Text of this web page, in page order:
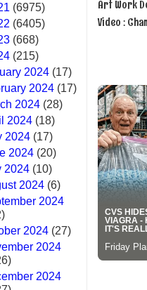
Pemwanthiye Song Lyrics -
Manobhawa Song Lyrics -
Akahe Indala Song Lyrics -
Raawaya Song Lyrics - රාවය
Saddeta Denna Song Lyrics -
Kaalaya Song Lyrics - කාලය
Aramuna Song Lyrics - අරමුණ
Sandata Duka Hithila Song
Sihina Song Lyrics - සිහින ගීතයේ
Father Song Lyrics - ෆාදර් ගීතයේ
(6975)
(6405)
(668)
(215)
2024 (17)
2024 (17)
2024 (28)
2024 (18)
2024 (17)
2024 (20)
2024 (10)
2024 (6)
2024
2024 (27)
2024
2024
Art Work
Video :